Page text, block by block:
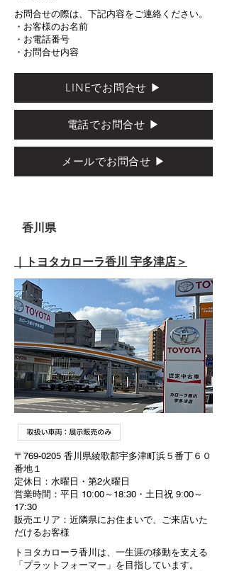
お問合せの際は、下記内容をご連絡ください。
・お客様のお名前
・お電話番号
・お問合せ内容
LINEでお問合せ ▶
電話でお問合せ ▶
メールでお問合せ ▶
香川県
｜トヨタカローラ香川 宇多津店＞
〒769-0205 香川県綾歌郡宇多津町浜５番丁６０
番地１
定休日：水曜日・第2火曜日
営業時間：平日 10:00～18:30・土日祝 9:00～
17:30
販売エリア：近隣県にお住まいで、ご来店いた
だけるお客様
トヨタカローラ香川は、一生涯の移動を支える
「プラットフォーマー」を目指しています。